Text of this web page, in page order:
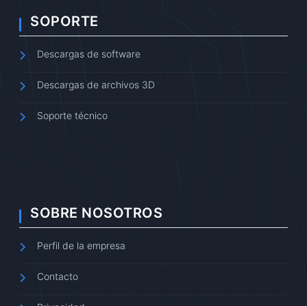
SOPORTE
Descargas de software
Descargas de archivos 3D
Soporte técnico
SOBRE NOSOTROS
Perfil de la empresa
Contacto